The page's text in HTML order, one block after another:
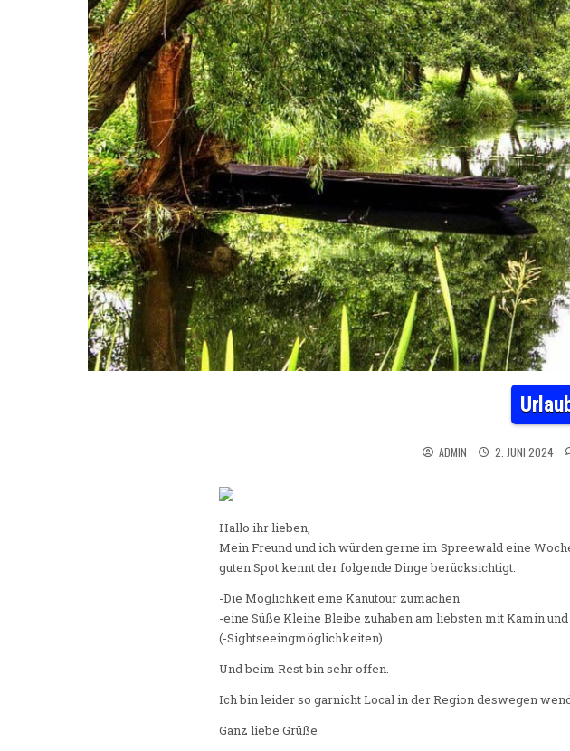
ADMIN 2. JUNI 2024
Hallo ihr lieben,
Mein Freund und ich würden gerne im Spreewald eine
guten Spot kennt der folgende Dinge berücksichtigt:
-Die Möglichkeit eine Kanutour zumachen
-eine Süße Kleine Bleibe zuhaben am liebsten mit Kamin
(-Sightseeingmöglichkeiten)
Und beim Rest bin sehr offen.
Ich bin leider so garnicht Local in der Region deswegen
Ganz liebe Grüße